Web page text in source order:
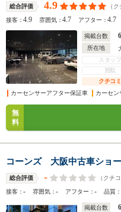
総合評価 4.9 （
接客：4.9 雰囲気：4.7 アフター：4.7
掲載台数
所在地
スタッフ
買取
クチコミ
カーセンサーアフター保証車
カーセン
無
料
コーンズ 大阪中古車ショ
総合評価 - （クチ
接客：- 雰囲気：- アフター：- 品質：
掲載台数